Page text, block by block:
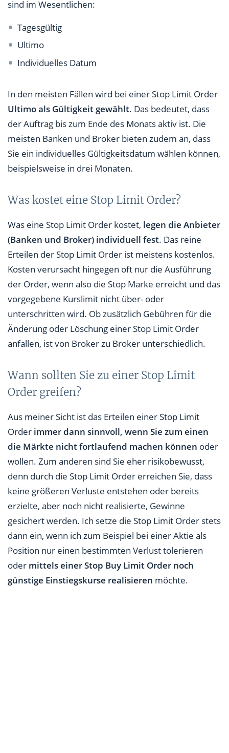
sind im Wesentlichen:
Tagesgültig
Ultimo
Individuelles Datum
In den meisten Fällen wird bei einer Stop Limit Order
Ultimo als Gültigkeit gewählt. Das bedeutet, dass
der Auftrag bis zum Ende des Monats aktiv ist. Die
meisten Banken und Broker bieten zudem an, dass
Sie ein individuelles Gültigkeitsdatum wählen können,
beispielsweise in drei Monaten.
Was kostet eine Stop Limit Order?
Was eine Stop Limit Order kostet, legen die Anbieter
(Banken und Broker) individuell fest. Das reine
Erteilen der Stop Limit Order ist meistens kostenlos.
Kosten verursacht hingegen oft nur die Ausführung
der Order, wenn also die Stop Marke erreicht und das
vorgegebene Kurslimit nicht über- oder
unterschritten wird. Ob zusätzlich Gebühren für die
Änderung oder Löschung einer Stop Limit Order
anfallen, ist von Broker zu Broker unterschiedlich.
Wann sollten Sie zu einer Stop Limit
Order greifen?
Aus meiner Sicht ist das Erteilen einer Stop Limit
Order immer dann sinnvoll, wenn Sie zum einen
die Märkte nicht fortlaufend machen können oder
wollen. Zum anderen sind Sie eher risikobewusst,
denn durch die Stop Limit Order erreichen Sie, dass
keine größeren Verluste entstehen oder bereits
erzielte, aber noch nicht realisierte, Gewinne
gesichert werden. Ich setze die Stop Limit Order stets
dann ein, wenn ich zum Beispiel bei einer Aktie als
Position nur einen bestimmten Verlust tolerieren
oder mittels einer Stop Buy Limit Order noch
günstige Einstiegskurse realisieren möchte.